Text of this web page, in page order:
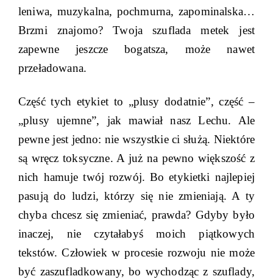
leniwa, muzykalna, pochmurna, zapominalska…
Brzmi znajomo? Twoja szuflada metek jest
zapewne jeszcze bogatsza, może nawet
przeładowana.
Część tych etykiet to „plusy dodatnie”, część –
„plusy ujemne”, jak mawiał nasz Lechu. Ale
pewne jest jedno: nie wszystkie ci służą. Niektóre
są wręcz toksyczne. A już na pewno większość z
nich hamuje twój rozwój. Bo etykietki najlepiej
pasują do ludzi, którzy się nie zmieniają. A ty
chyba chcesz się zmieniać, prawda? Gdyby było
inaczej, nie czytałabyś moich piątkowych
tekstów. Człowiek w procesie rozwoju nie może
być zaszufladkowany, bo wychodząc z szuflady,